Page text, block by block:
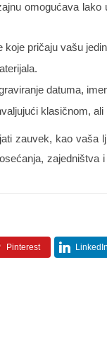
omogućava
koje pričaju vašu
datuma,
klasičnom, ali
zauvek, kao vaša
zajedništva i
Pinterest LinkedIn